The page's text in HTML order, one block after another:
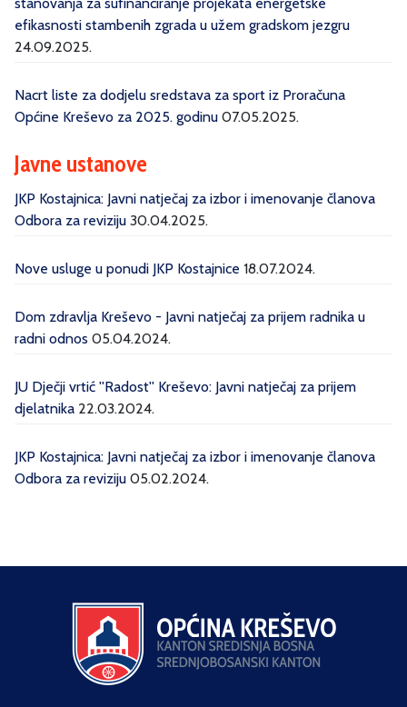
efikasnosti stambenih zgrada u užem gradskom jezgru
24.09.2025.
Nacrt liste za dodjelu sredstava za sport iz Proračuna
Općine Kreševo za 2025. godinu 07.05.2025.
Javne ustanove
JKP Kostajnica: Javni natječaj za izbor i imenovanje članova
Odbora za reviziju 30.04.2025.
Nove usluge u ponudi JKP Kostajnice 18.07.2024.
Dom zdravlja Kreševo - Javni natječaj za prijem radnika u
radni odnos 05.04.2024.
JU Dječji vrtić ''Radost'' Kreševo: Javni natječaj za prijem
djelatnika 22.03.2024.
JKP Kostajnica: Javni natječaj za izbor i imenovanje članova
Odbora za reviziju 05.02.2024.